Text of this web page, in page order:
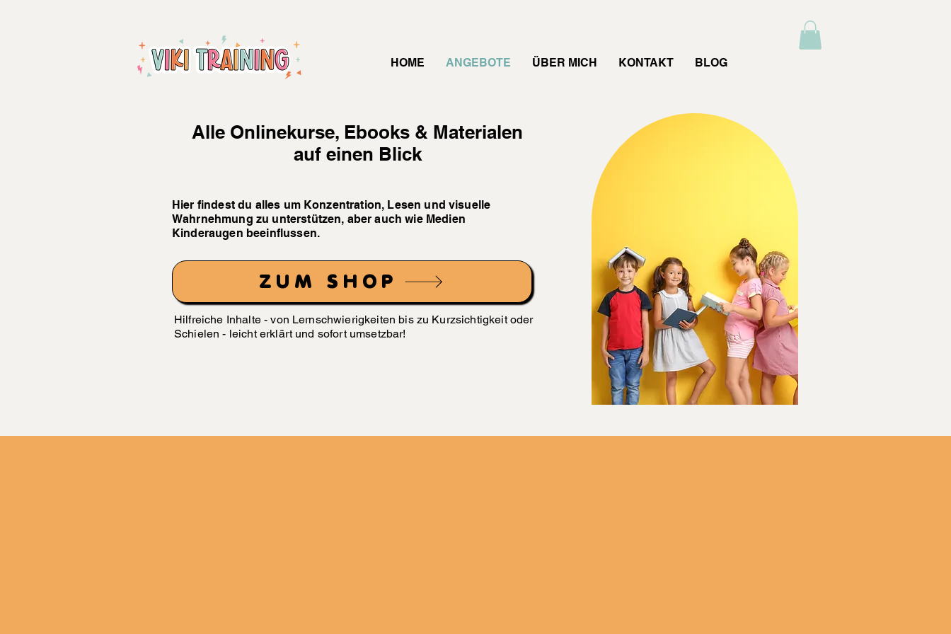
HOME ANGEBOTE ÜBER MICH KONTAKT BLOG
Hilfreiche Inhalte - von Lernschwierigkeiten bis zu Kurzsichtigkeit oder
Schielen - leicht erklärt und sofort umsetzbar!
Alle Onlinekurse, Ebooks & Materialen
auf einen Blick
Hier findest du alles um Konzentration, Lesen und visuelle
Wahrnehmung zu unterstützen, aber auch wie Medien
Kinderaugen beeinflussen.
ZUM SHOP